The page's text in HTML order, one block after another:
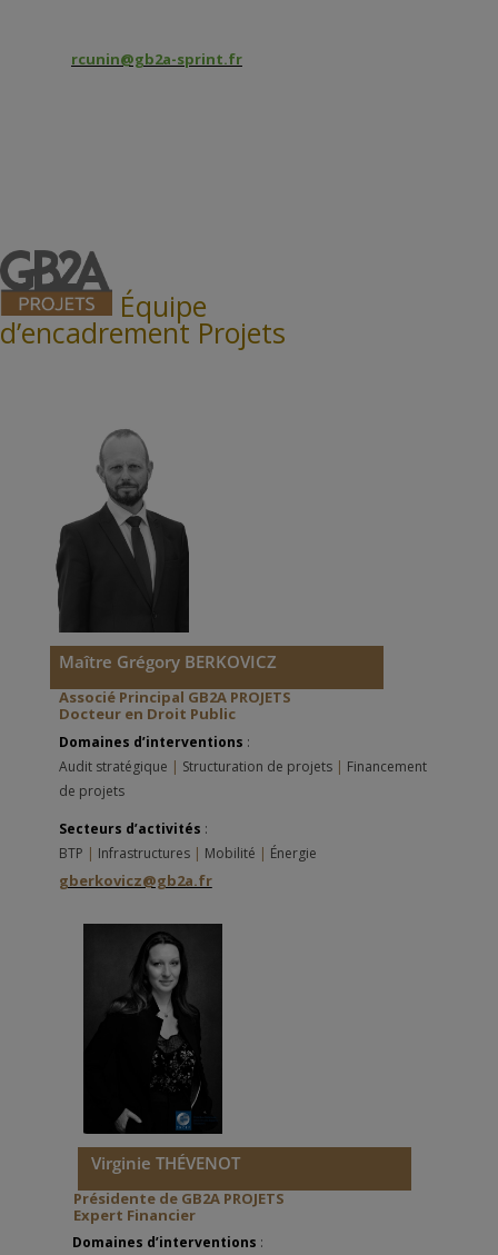
rcunin@gb2a-sprint.fr
Équipe
d’encadrement Projets
Maître Grégory BERKOVICZ
Associé Principal GB2A PROJETS
Docteur en Droit Public
Domaines d’interventions :
Audit stratégique | Structuration de projets| Financement
de projets
Secteurs d’activités :
BTP | Infrastructures | Mobilité | Énergie
gberkovicz@gb2a.fr
Virginie THÉVENOT
Présidente de GB2A PROJETS
Expert Financier
Domaines d’interventions :